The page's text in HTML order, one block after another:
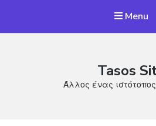
Menu
Tasos
Άλλος ένας